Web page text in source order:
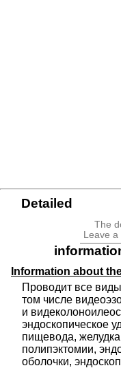
The
Leave
Detailed
Information about
Проводит все
том числе
и
эндоскопическое
пищевода,
полипэктомии,
оболочки,